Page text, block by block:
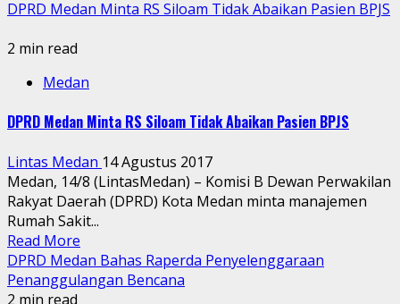
DPRD Medan Minta RS Siloam Tidak Abaikan Pasien BPJS
2 min read
Medan
DPRD Medan Minta RS Siloam Tidak Abaikan Pasien BPJS
Lintas Medan 14 Agustus 2017
Medan, 14/8 (LintasMedan) – Komisi B Dewan Perwakilan
Rakyat Daerah (DPRD) Kota Medan minta manajemen
Rumah Sakit...
Read More
DPRD Medan Bahas Raperda Penyelenggaraan
Penanggulangan Bencana
2 min read